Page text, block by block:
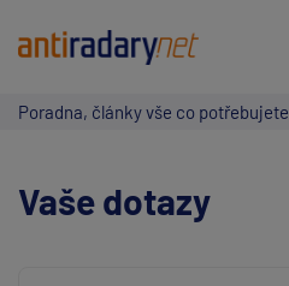
Poradna, články vše co
Vaše dotazy